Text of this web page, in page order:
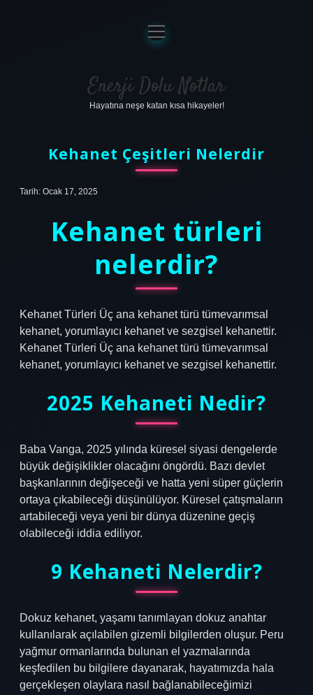
Anasayfa
Gizlilik Politikası
Yasal Uyarı
menüyü
aç
Enerji Dolu Notlar
Hayatına neşe katan kısa hikayeler!
Kehanet Çeşitleri Nelerdir
Tarih: Ocak 17, 2025
Kehanet türleri
nelerdir?
Kehanet Türleri Üç ana kehanet türü tümevarımsal
kehanet, yorumlayıcı kehanet ve sezgisel kehanettir.
Kehanet Türleri Üç ana kehanet türü tümevarımsal
kehanet, yorumlayıcı kehanet ve sezgisel kehanettir.
2025 Kehaneti Nedir?
Baba Vanga, 2025 yılında küresel siyasi dengelerde
büyük değişiklikler olacağını öngördü. Bazı devlet
başkanlarının değişeceği ve hatta yeni süper güçlerin
ortaya çıkabileceği düşünülüyor. Küresel çatışmaların
artabileceği veya yeni bir dünya düzenine geçiş
olabileceği iddia ediliyor.
9 Kehaneti Nelerdir?
Dokuz kehanet, yaşamı tanımlayan dokuz anahtar
kullanılarak açılabilen gizemli bilgilerden oluşur. Peru
yağmur ormanlarında bulunan el yazmalarında
keşfedilen bu bilgilere dayanarak, hayatımızda hala
gerçekleşen olaylara nasıl bağlanabileceğimizi